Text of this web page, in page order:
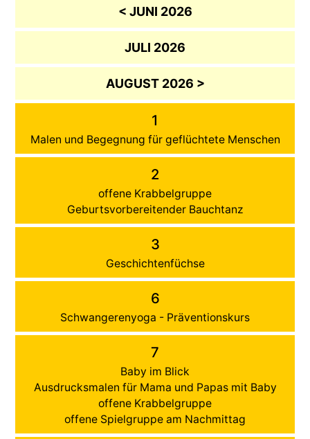
< JUNI 2026
JULI 2026
AUGUST 2026 >
1
Malen und Begegnung für geflüchtete Menschen
2
offene Krabbelgruppe
Geburtsvorbereitender Bauchtanz
3
Geschichtenfüchse
6
Schwangerenyoga - Präventionskurs
7
Baby im Blick
Ausdrucksmalen für Mama und Papas mit Baby
offene Krabbelgruppe
offene Spielgruppe am Nachmittag